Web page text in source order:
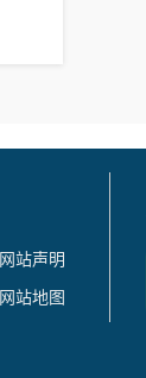
网站声明
网站地图